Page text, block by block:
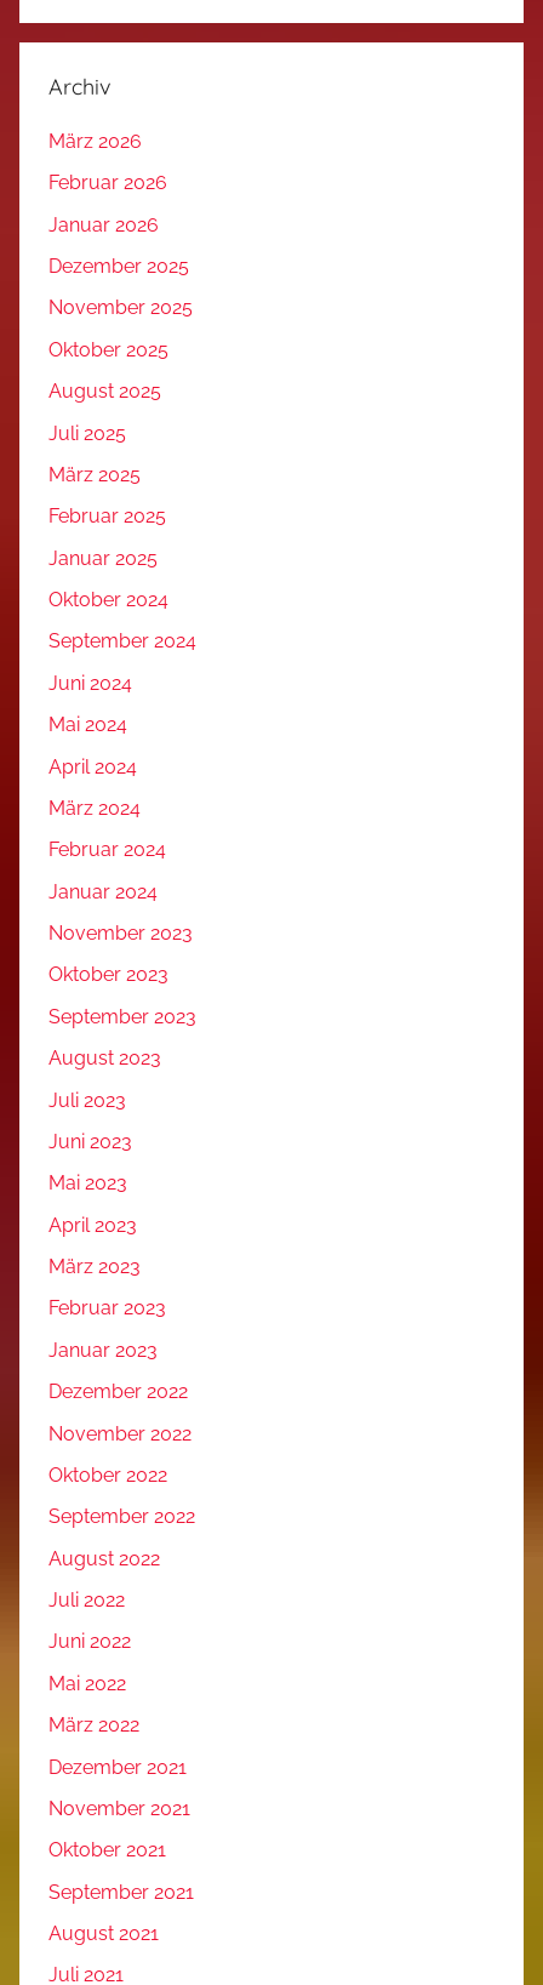
Archiv
März 2026
Februar 2026
Januar 2026
Dezember 2025
November 2025
Oktober 2025
August 2025
Juli 2025
März 2025
Februar 2025
Januar 2025
Oktober 2024
September 2024
Juni 2024
Mai 2024
April 2024
März 2024
Februar 2024
Januar 2024
November 2023
Oktober 2023
September 2023
August 2023
Juli 2023
Juni 2023
Mai 2023
April 2023
März 2023
Februar 2023
Januar 2023
Dezember 2022
November 2022
Oktober 2022
September 2022
August 2022
Juli 2022
Juni 2022
Mai 2022
März 2022
Dezember 2021
November 2021
Oktober 2021
September 2021
August 2021
Juli 2021